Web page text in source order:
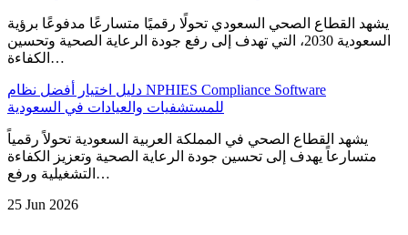
يشهد القطاع الصحي السعودي تحولًا رقميًا متسارعًا مدفوعًا برؤية
السعودية 2030، التي تهدف إلى رفع جودة الرعاية الصحية وتحسين
الكفاءة…
دليل اختيار أفضل نظام NPHIES Compliance Software
للمستشفيات والعيادات في السعودية
يشهد القطاع الصحي في المملكة العربية السعودية تحولاً رقمياً
متسارعاً يهدف إلى تحسين جودة الرعاية الصحية وتعزيز الكفاءة
التشغيلية ورفع…
25 Jun 2026